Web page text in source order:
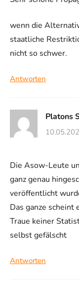
wenn die
staatliche
nicht so schwer.
Antworten
Platons
Die Asow-Leute
ganz genau
veröffentlicht
Das ganze scheint
Traue keiner
selbst gefälscht
Antworten